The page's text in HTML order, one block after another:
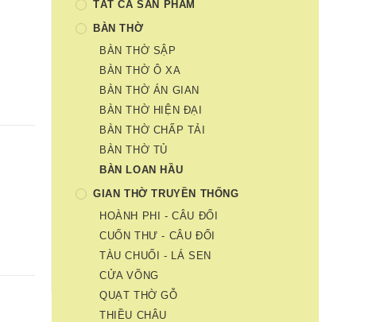
TẤT CẢ SẢN PHẨM
BÀN THỜ
BÀN THỜ SẬP
BÀN THỜ Ô XA
BÀN THỜ ÁN GIAN
BÀN THỜ HIỆN ĐẠI
BÀN THỜ CHẤP TẢI
BÀN THỜ TỦ
BÀN LOAN HẦU
GIAN THỜ TRUYỀN THỐNG
HOÀNH PHI - CÂU ĐỐI
CUỐN THƯ - CÂU ĐỐI
TÀU CHUỐI - LÁ SEN
CỬA VÕNG
QUẠT THỜ GỖ
THIỀU CHÂU